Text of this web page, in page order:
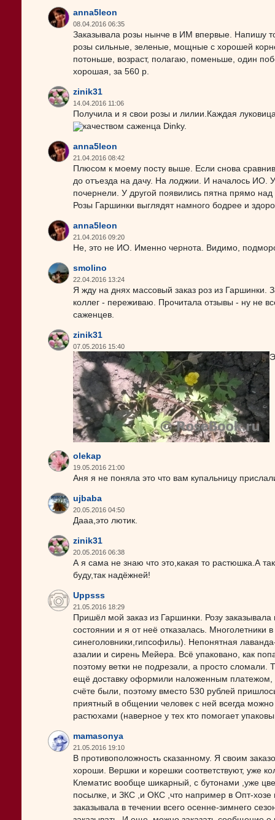
anna5leon
08.04.2016 06:35
Заказывала розы нынче в ИМ впервые. Напишу
розы сильные, зеленые, мощные с хорошей
потоньше, возраст, полагаю, поменьше, один
хорошая, за 560 р.
zinik31
14.04.2016 11:06
Получила и я свои розы и лилии.Каждая
качеством саженца Dinky.
anna5leon
21.04.2016 08:42
Плюсом к моему посту выше. Если снова
до отъезда на дачу. На лоджии. И началось ИО.
почернели. У другой появились пятна прямо над
Розы Гаршинки выглядят намного бодрее и
anna5leon
21.04.2016 09:20
Не, это не ИО. Именно чернота. Видимо,
smolino
22.04.2016 13:24
Я жду на днях массовый заказ роз из Гаршинки.
коллег - переживаю. Прочитала отзывы - ну не
саженцев.
zinik31
07.05.2016 15:40
olekap
19.05.2016 21:00
Аня я не поняла это что вам купальницу
ujbaba
20.05.2016 04:50
Дааа,это лютик.
zinik31
20.05.2016 06:38
А я сама не знаю что это,какая то растюшка.А
буду,так надёжней!
Uppsss
21.05.2016 18:29
Пришёл мой заказ из Гаршинки. Розу
состоянии и я от неё отказалась. Многолетники
синеголовники,гипсофилы). Непонятная
азалии и сирень Мейера. Всё упаковано, как
поэтому ветки не подрезали, а просто
ещё доставку оформили наложенным платежом,
счёте были, поэтому вместо 530 рублей
приятный в общении человек с ней всегда можно
растюхами (наверное у тех кто помогает
mamasonya
21.05.2016 19:10
В противоположность сказанному. Я своим
хороши. Вершки и корешки соответствуют, уже
Клематис вообще шикарный, с бутонами ,уже
посылке, и ЗКС ,и ОКС ,что например в Опт-хозе
заказывала в течении всего осенне-зимнего